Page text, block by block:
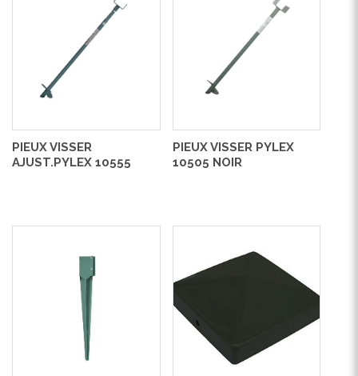
PIEUX VISSER
AJUST.PYLEX 10555
PIEUX VISSER PYLEX
10505 NOIR